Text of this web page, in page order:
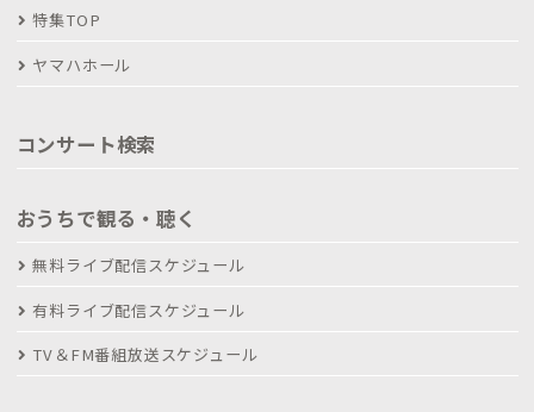
特集TOP
ヤマハホール
コンサート検索
おうちで観る・聴く
無料ライブ配信スケジュール
有料ライブ配信スケジュール
TV＆FM番組放送スケジュール